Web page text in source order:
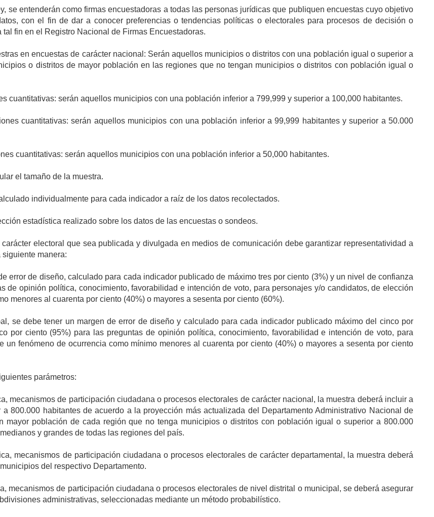
se entenderán como firmas encuestadoras a todas las personas jurídicas que publiquen encuestas cuyo objetivo
con el fin de dar a conocer preferencias o tendencias políticas o electorales para procesos de decisión o
fin en el Registro Nacional de Firmas Encuestadoras.
en encuestas de carácter nacional: Serán aquellos municipios o distritos con una población igual o superior a
o distritos de mayor población en las regiones que no tengan municipios o distritos con población igual o
cuantitativas: serán aquellos municipios con una población inferior a 799,999 y superior a 100,000 habitantes.
cuantitativas: serán aquellos municipios con una población inferior a 99,999 habitantes y superior a 50.000
cuantitativas: serán aquellos municipios con una población inferior a 50,000 habitantes.
el tamaño de la muestra.
individualmente para cada indicador a raíz de los datos recolectados.
estadística realizado sobre los datos de las encuestas o sondeos.
carácter electoral que sea publicada y divulgada en medios de comunicación debe garantizar representatividad a
manera:
error de diseño, calculado para cada indicador publicado de máximo tres por ciento (3%) y un nivel de confianza
de opinión política, conocimiento, favorabilidad e intención de voto, para personajes y/o candidatos, de elección
menores al cuarenta por ciento (40%) o mayores a sesenta por ciento (60%).
se debe tener un margen de error de diseño y calculado para cada indicador publicado máximo del cinco por
por ciento (95%) para las preguntas de opinión política, conocimiento, favorabilidad e intención de voto, para
fenómeno de ocurrencia como mínimo menores al cuarenta por ciento (40%) o mayores a sesenta por ciento
parámetros:
mecanismos de participación ciudadana o procesos electorales de carácter nacional, la muestra deberá incluir a
800.000 habitantes de acuerdo a la proyección más actualizada del Departamento Administrativo Nacional de
mayor población de cada región que no tenga municipios o distritos con población igual o superior a 800.000
y grandes de todas las regiones del país.
mecanismos de participación ciudadana o procesos electorales de carácter departamental, la muestra deberá
del respectivo Departamento.
mecanismos de participación ciudadana o procesos electorales de nivel distrital o municipal, se deberá asegurar
administrativas, seleccionadas mediante un método probabilístico.